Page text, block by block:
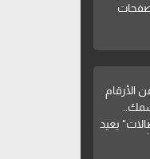
الأرقام
يعيد